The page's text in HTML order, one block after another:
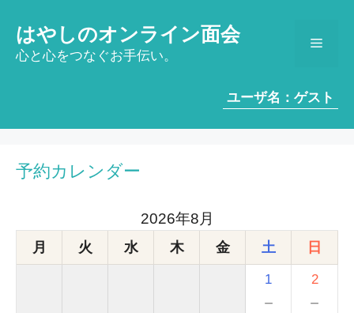
ス
はやしのオンライン面会
心と心をつなぐお手伝い。
メ
ニ
ユーザ名：ゲスト
予約カレンダー
2026年8月
月 火 水 木 金 土 日
1
－
2
－